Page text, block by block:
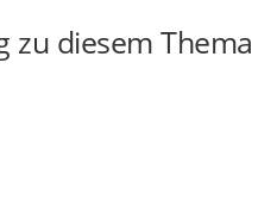
zu diesem Thema